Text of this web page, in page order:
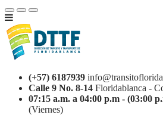
(+57) 6187939
Calle 9 No. 8-14 Floridablanca -
07:15 a.m. a 04:00 p.m - (03:00
(Viernes)